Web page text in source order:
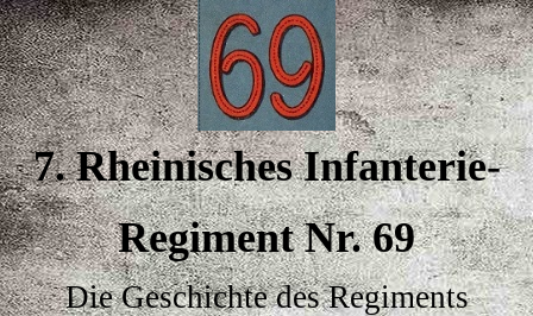
7. Rheinisches Infanterie-
Regiment Nr. 69
Die Geschichte des Regiments